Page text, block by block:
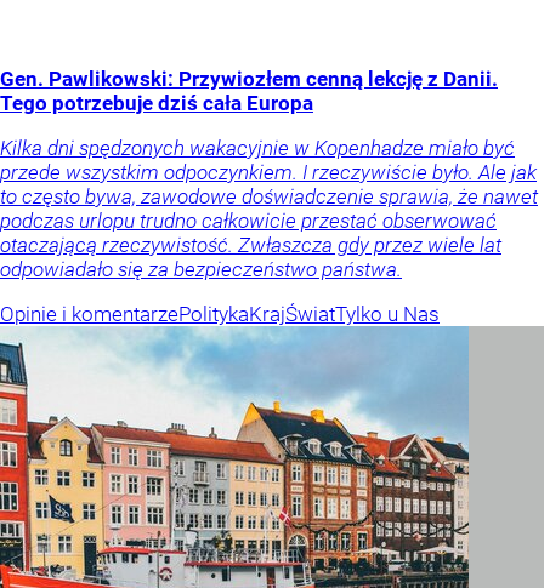
Gen. Pawlikowski: Przywiozłem cenną lekcję z Danii.
Tego potrzebuje dziś cała Europa
Kilka dni spędzonych wakacyjnie w Kopenhadze miało być
przede wszystkim odpoczynkiem. I rzeczywiście było. Ale jak
to często bywa, zawodowe doświadczenie sprawia, że nawet
podczas urlopu trudno całkowicie przestać obserwować
otaczającą rzeczywistość. Zwłaszcza gdy przez wiele lat
odpowiadało się za bezpieczeństwo państwa.
Opinie i komentarzePolitykaKrajŚwiatTylko u Nas